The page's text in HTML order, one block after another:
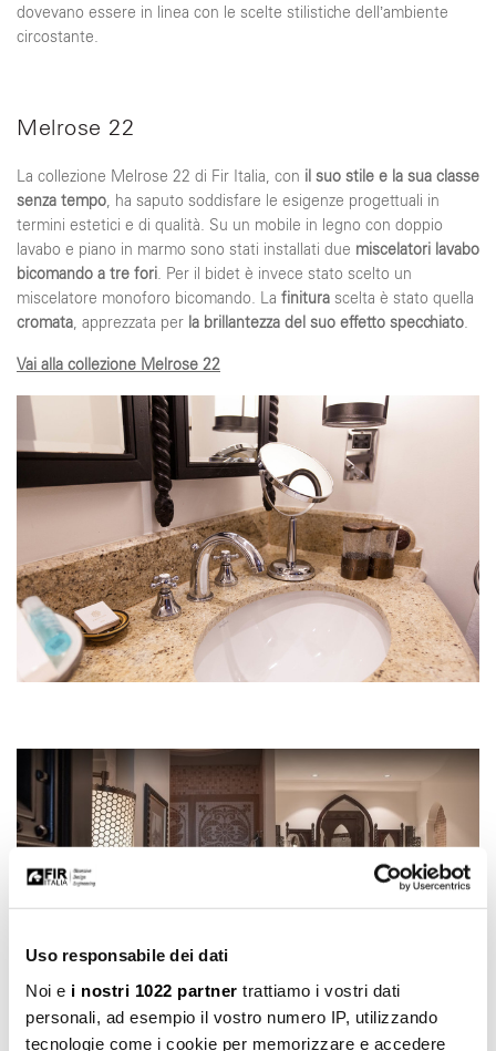
Uso responsabile dei dati
Noi e i nostri 1022 partner trattiamo i vostri dati
personali, ad esempio il vostro numero IP, utilizzando
tecnologie come i cookie per memorizzare e accedere
dovevano essere in linea con le scelte stilistiche dell’ambiente
circostante.
Melrose 22
La collezione Melrose 22 di Fir Italia, con il suo stile e la sua classe
senza tempo, ha saputo soddisfare le esigenze progettuali in
termini estetici e di qualità. Su un mobile in legno con doppio
lavabo e piano in marmo sono stati installati due miscelatori lavabo
bicomando a tre fori. Per il bidet è invece stato scelto un
miscelatore monoforo bicomando. La finitura scelta è stato quella
cromata, apprezzata per la brillantezza del suo effetto specchiato.
Vai alla collezione Melrose 22
La scelta del prodotto